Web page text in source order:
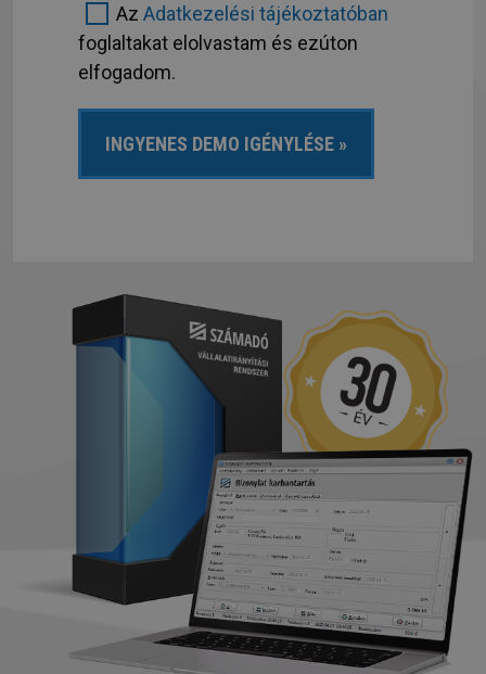
Az Adatkezelési tájékoztatóban
foglaltakat elolvastam és ezúton
elfogadom.